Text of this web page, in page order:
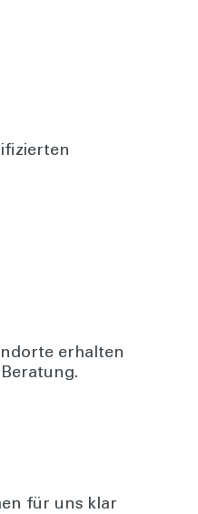
erhalten
für uns klar